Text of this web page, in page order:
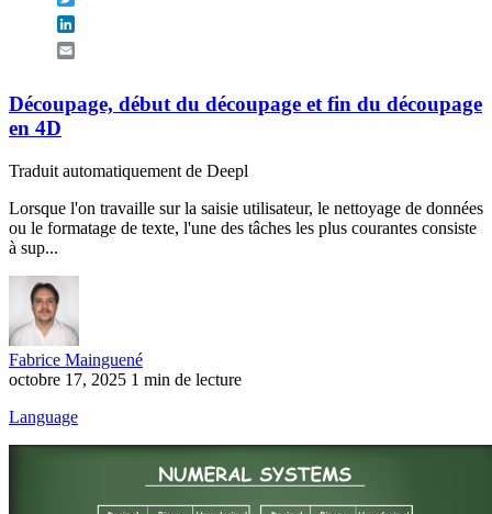
Découpage, début du découpage et fin du découpage
en 4D
Traduit automatiquement de Deepl
Lorsque l'on travaille sur la saisie utilisateur, le nettoyage de données
ou le formatage de texte, l'une des tâches les plus courantes consiste
à sup...
Fabrice Mainguené
octobre 17, 2025 1 min de lecture
Language